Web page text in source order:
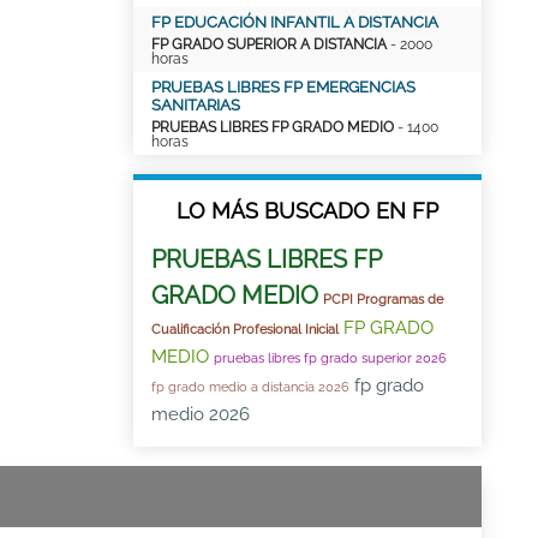
FP EDUCACIÓN INFANTIL A DISTANCIA
FP GRADO SUPERIOR A DISTANCIA- 2000
horas
PRUEBAS LIBRES FP EMERGENCIAS
SANITARIAS
PRUEBAS LIBRES FP GRADO MEDIO - 1400
horas
LO MÁS BUSCADO EN FP
PRUEBAS LIBRES FP
GRADO MEDIO PCPI Programas de
Cualificación Profesional Inicial FP GRADO
MEDIO pruebas libres fp grado superior 2026
fp grado medio a distancia 2026 fp grado
medio 2026